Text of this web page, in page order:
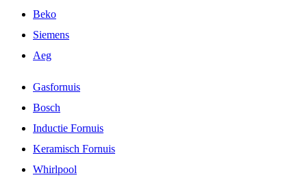
Beko
Siemens
Aeg
Gasfornuis
Bosch
Inductie Fornuis
Keramisch Fornuis
Whirlpool